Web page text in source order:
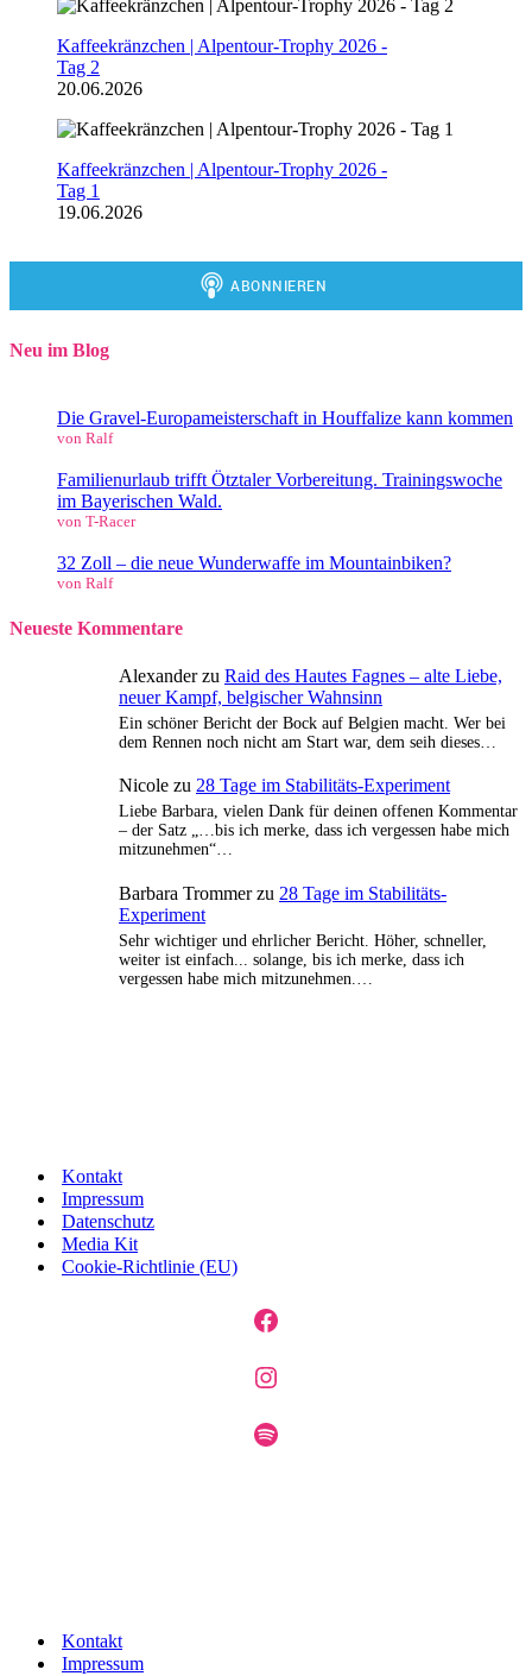
Kaffeekränzchen | Alpentour-Trophy 2026 -
Tag 2
20.06.2026
Kaffeekränzchen | Alpentour-Trophy 2026 -
Tag 1
19.06.2026
Neu im Blog
Die Gravel-Europameisterschaft in Houffalize kann kommen
von Ralf
Familienurlaub trifft Ötztaler Vorbereitung. Trainingswoche
im Bayerischen Wald.
von T-Racer
32 Zoll – die neue Wunderwaffe im Mountainbiken?
von Ralf
Neueste Kommentare
Alexanderzu Raid des Hautes Fagnes – alte Liebe,
neuer Kampf, belgischer Wahnsinn
Ein schöner Bericht der Bock auf Belgien macht. Wer bei
dem Rennen noch nicht am Start war, dem seih dieses…
Nicole zu 28 Tage im Stabilitäts-Experiment
Liebe Barbara, vielen Dank für deinen offenen Kommentar
– der Satz „…bis ich merke, dass ich vergessen habe mich
mitzunehmen“…
Barbara Trommerzu 28 Tage im Stabilitäts-
Experiment
Sehr wichtiger und ehrlicher Bericht. Höher, schneller,
weiter ist einfach... solange, bis ich merke, dass ich
vergessen habe mich mitzunehmen.…
Kontakt
Impressum
Datenschutz
Media Kit
Cookie-Richtlinie (EU)
Facebook
Instagram
Spotify
Kontakt
Impressum